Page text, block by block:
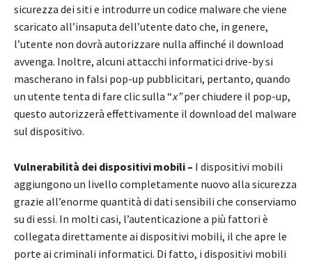
sicurezza dei siti e introdurre un codice malware che viene
scaricato all’insaputa dell’utente dato che, in genere,
l’utente non dovrà autorizzare nulla affinché il download
avvenga. Inoltre, alcuni attacchi informatici drive-by si
mascherano in falsi pop-up pubblicitari, pertanto, quando
un utente tenta di fare clic sulla “x”per chiudere il pop-up,
questo autorizzerà effettivamente il download del malware
sul dispositivo.
Vulnerabilità dei dispositivi mobili – I dispositivi mobili
aggiungono un livello completamente nuovo alla sicurezza
grazie all’enorme quantità di dati sensibili che conserviamo
su di essi. In molti casi, l’autenticazione a più fattori è
collegata direttamente ai dispositivi mobili, il che apre le
porte ai criminali informatici. Di fatto, i dispositivi mobili